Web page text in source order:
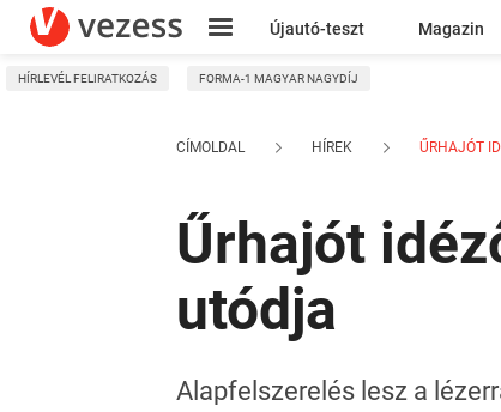
Újautó-teszt Magazin
Kresz
HÍRLEVÉL FELIRATKOZÁS FORMA-1 MAGYAR NAGYDÍJ
CÍMOLDAL HÍREK ŰRHAJÓT
Űrhajót
utódja
Alapfelszerelés lesz a